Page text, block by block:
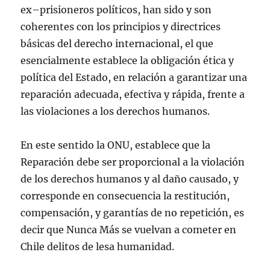
ex–prisioneros políticos, han sido y son
coherentes con los principios y directrices
básicas del derecho internacional, el que
esencialmente establece la obligación ética y
política del Estado, en relación a garantizar una
reparación adecuada, efectiva y rápida, frente a
las violaciones a los derechos humanos.
En este sentido la ONU, establece que la
Reparación debe ser proporcional a la violación
de los derechos humanos y al daño causado, y
corresponde en consecuencia la restitución,
compensación, y garantías de no repetición, es
decir que Nunca Más se vuelvan a cometer en
Chile delitos de lesa humanidad.